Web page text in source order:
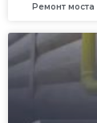
Ремонт